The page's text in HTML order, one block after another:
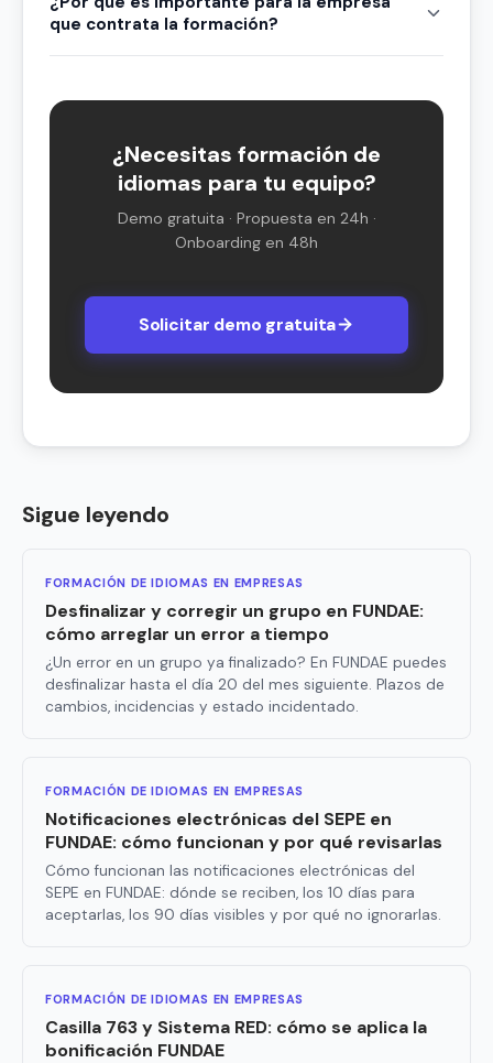
que contrata la formación?
¿Necesitas formación de
idiomas para tu equipo?
Demo gratuita · Propuesta en 24h ·
Onboarding en 48h
Solicitar demo gratuita
Sigue leyendo
FORMACIÓN DE IDIOMAS EN EMPRESAS
Desfinalizar y corregir un grupo en FUNDAE:
cómo arreglar un error a tiempo
¿Un error en un grupo ya finalizado? En FUNDAE puedes
desfinalizar hasta el día 20 del mes siguiente. Plazos de
cambios, incidencias y estado incidentado.
FORMACIÓN DE IDIOMAS EN EMPRESAS
Notificaciones electrónicas del SEPE en
FUNDAE: cómo funcionan y por qué revisarlas
Cómo funcionan las notificaciones electrónicas del
SEPE en FUNDAE: dónde se reciben, los 10 días para
aceptarlas, los 90 días visibles y por qué no ignorarlas.
FORMACIÓN DE IDIOMAS EN EMPRESAS
Casilla 763 y Sistema RED: cómo se aplica la
bonificación FUNDAE